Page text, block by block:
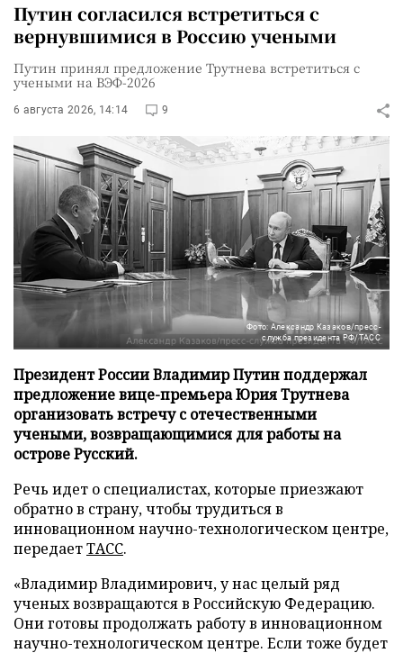
Путин согласился встретиться с
вернувшимися в Россию учеными
Путин принял предложение Трутнева встретиться с
учеными на ВЭФ-2026
6 августа 2026, 14:14 9
Фото: Александр Казаков/пресс-
служба президента РФ/ТАСС
Президент России Владимир Путин поддержал
предложение вице-премьера Юрия Трутнева
организовать встречу с отечественными
учеными, возвращающимися для работы на
острове Русский.
Речь идет о специалистах, которые приезжают
обратно в страну, чтобы трудиться в
инновационном научно-технологическом центре,
передаетТАСС.
«Владимир Владимирович, у нас целый ряд
ученых возвращаются в Российскую Федерацию.
Они готовы продолжать работу в инновационном
научно-технологическом центре. Если тоже будет